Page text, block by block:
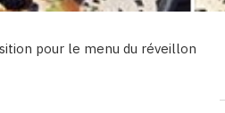
pour le menu du réveillon